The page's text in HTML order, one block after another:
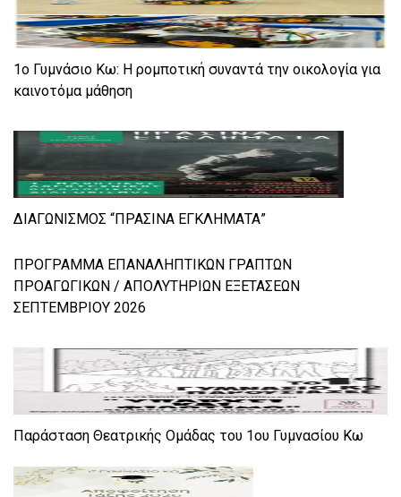
1ο Γυμνάσιο Κω: Η ρομποτική συναντά την οικολογία για
καινοτόμα μάθηση
ΔΙΑΓΩΝΙΣΜΟΣ “ΠΡΑΣΙΝΑ ΕΓΚΛΗΜΑΤΑ”
ΠΡΟΓΡΑΜΜΑ ΕΠΑΝΑΛΗΠΤΙΚΩΝ ΓΡΑΠΤΩΝ
ΠΡΟΑΓΩΓΙΚΩΝ / ΑΠΟΛΥΤΗΡΙΩΝ ΕΞΕΤΑΣΕΩΝ
ΣΕΠΤΕΜΒΡΙΟΥ 2026
Παράσταση Θεατρικής Ομάδας του 1ου Γυμνασίου Κω